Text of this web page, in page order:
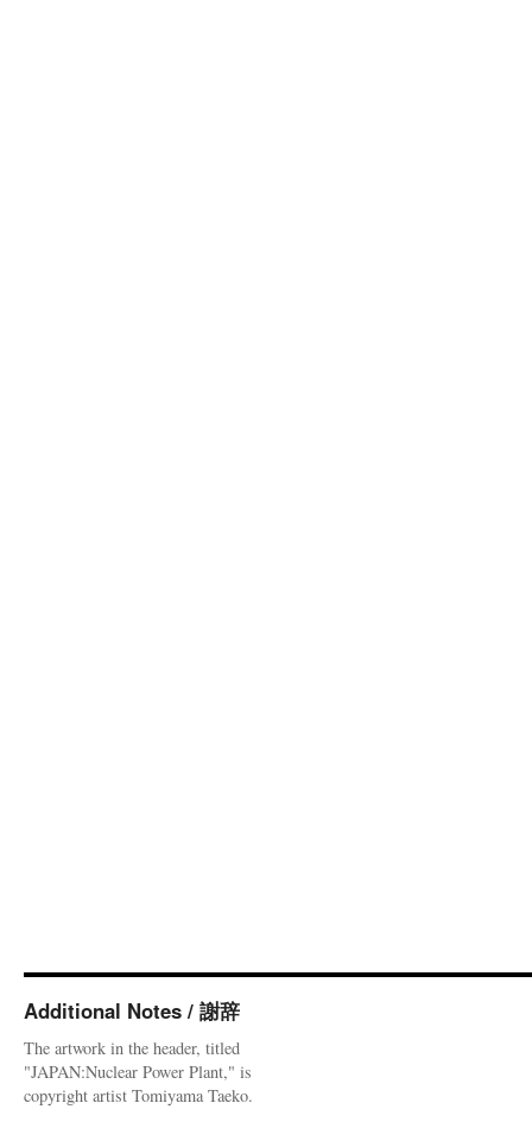
Additional Notes / 謝辞
The artwork in the header, titled
"JAPAN:Nuclear Power Plant," is
copyright artist Tomiyama Taeko.